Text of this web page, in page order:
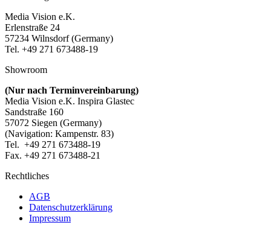
Media Vision e.K.
Erlenstraße 24
57234 Wilnsdorf (Germany)
Tel. +49 271 673488-19
Showroom
(Nur nach Terminvereinbarung)
Media Vision e.K. Inspira Glastec
Sandstraße 160
57072 Siegen (Germany)
(Navigation: Kampenstr. 83)
Tel. +49 271 673488-19
Fax. +49 271 673488-21
Rechtliches
AGB
Datenschutzerklärung
Impressum